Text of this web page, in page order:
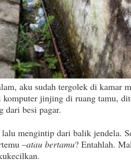
aku sudah tergolek di kamar
jinjing di ruang tamu,
dari besi pagar.
mengintip dari balik jendela.
–atau bertamu? Entahlah.